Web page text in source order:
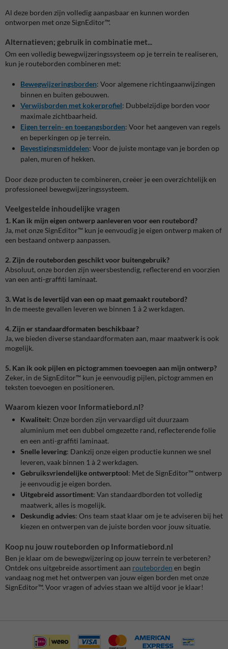
Al deze borden zijn volledig aanpasbaar en kunnen worden
ontworpen met onze SignEditor™.
Alternatieven; gebruik in combinatie met...
Om een volledig bewegwijzeringssysteem op je terrein te realiseren,
kun je routeborden combineren met:
Bewegwijzeringsborden: Voor algemene richtingaanwijzingen
binnen en buiten gebouwen.
Verwijsborden met kokerprofiel: Dubbelzijdige borden voor
maximale zichtbaarheid.
Eigen terrein- en toegangsborden: Voor het aangeven van regels
en beperkingen op je terrein.
Bevestigingsmiddelen: Voor de juiste montage van je borden op
palen, muren of hekken.
Door deze producten te combineren, creëer je een overzichtelijk en
professioneel bewegwijzeringssysteem.
Veelgestelde inhoudelijke vragen
1. Kan ik mijn eigen ontwerp aanleveren voor een routebord?
Ja, met onze SignEditor™ kun je eenvoudig je eigen ontwerp maken of
een bestaand ontwerp aanpassen.
2. Zijn de routeborden geschikt voor buitengebruik?
Absoluut, onze borden zijn weersbestendig, reflecterend en voorzien
van een anti-graffiti laminaat.
3. Wat is de levertijd van een op maat gemaakt routebord?
In de meeste gevallen leveren we binnen 1 à 2 werkdagen.
4. Zijn er standaardformaten beschikbaar?
Ja, we bieden diverse standaardformaten aan, maar maatwerk is ook
mogelijk.
5. Kan ik ook pijlen en pictogrammen toevoegen aan mijn ontwerp?
Zeker, in de SignEditor™ kun je eenvoudig pijlen, pictogrammen en
teksten toevoegen en positioneren.
Waarom kiezen voor Informatiebord.nl?
Kwaliteit: Onze borden zijn vervaardigd uit duurzaam
aluminium met een dubbel omgezette rand, reflecterende folie
en een anti-graffiti laminaat.
Snelle levering: Dankzij onze eigen productie kunnen we snel
leveren, vaak binnen 1 à 2 werkdagen.
Gebruiksvriendelijke ontwerptool: Met de SignEditor™ ontwerp
je eenvoudig je eigen borden.
Uitgebreid assortiment: Van standaardborden tot volledig
maatwerk, alles is mogelijk.
Deskundig advies: Ons team staat klaar om je te adviseren bij het
kiezen en ontwerpen van de juiste borden voor jouw situatie.
Koop nu jouw routeborden op Informatiebord.nl
Ben je klaar om de bewegwijzering op jouw terrein te verbeteren?
Ontdek ons uitgebreide assortiment aan routeborden en begin
vandaag nog met het ontwerpen van jouw eigen borden met onze
SignEditor™. Voor vragen of advies staan we altijd voor je klaar!